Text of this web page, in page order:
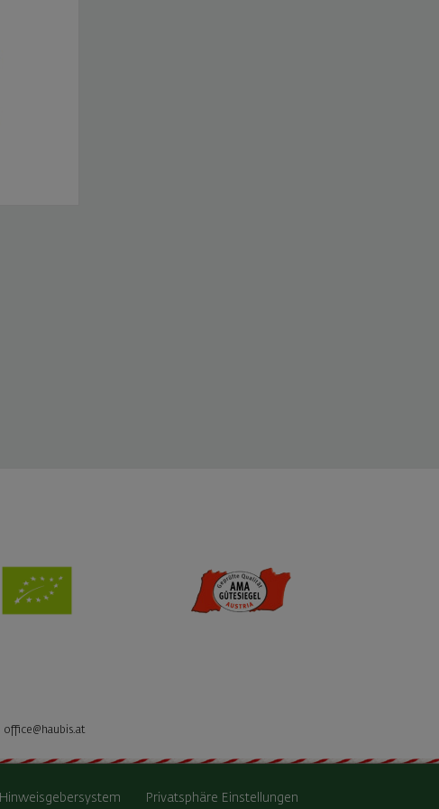
office@haubis.at
Hinweisgebersystem Privatsphäre Einstellungen